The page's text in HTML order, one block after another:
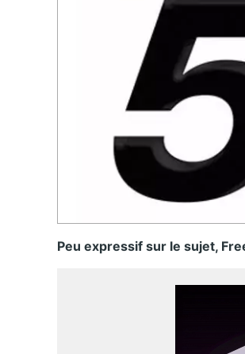
Peu expressif sur le sujet,